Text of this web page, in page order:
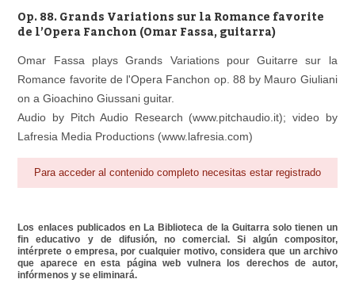
Área personal Reproductor
Op. 88. Grands Variations sur la Romance favorite
de l’Opera Fanchon (Omar Fassa, guitarra)
Omar Fassa plays Grands Variations pour Guitarre sur la
Romance favorite de l'Opera Fanchon op. 88 by Mauro Giuliani
on a Gioachino Giussani guitar.
Audio by Pitch Audio Research (www.pitchaudio.it); video by
Lafresia Media Productions (www.lafresia.com)
Para acceder al contenido completo necesitas estar registrado
Los enlaces publicados en La Biblioteca de la Guitarra solo tienen un
fin educativo y de difusión, no comercial. Si algún compositor,
intérprete o empresa, por cualquier motivo, considera que un archivo
que aparece en esta página web vulnera los derechos de autor,
infórmenos y se eliminará.